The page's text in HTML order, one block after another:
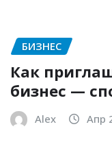
БИЗНЕС
Как
бизнес —
Alex Апр